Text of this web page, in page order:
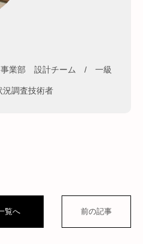
事業部 設計チーム / 一級
調査技術者
覧へ 前の記事